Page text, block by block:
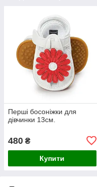
Перші босоніжки для
дівчинки 13см.
480 ₴
Купити